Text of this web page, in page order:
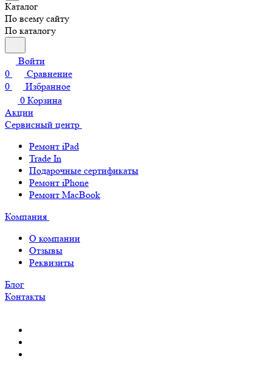
Каталог
По всему сайту
По каталогу
Войти
0
Сравнение
0
Избранное
0 Корзина
Акции
Сервисный центр
Ремонт iPad
Trade In
Подарочные сертификаты
Ремонт iPhone
Ремонт MacBook
Компания
О компании
Отзывы
Реквизиты
Блог
Контакты